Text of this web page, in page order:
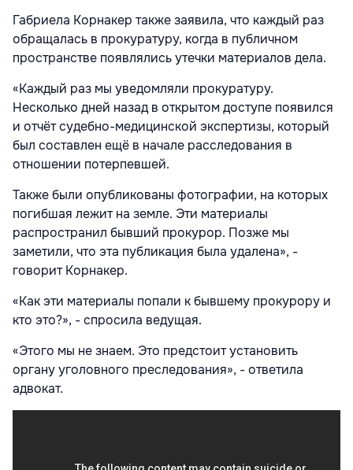
Габриела Корнакер также заявила, что каждый раз
обращалась в прокуратуру, когда в публичном
пространстве появлялись утечки материалов дела.
«Каждый раз мы уведомляли прокуратуру.
Несколько дней назад в открытом доступе появился
и отчёт судебно-медицинской экспертизы, который
был составлен ещё в начале расследования в
отношении потерпевшей.
Также были опубликованы фотографии, на которых
погибшая лежит на земле. Эти материалы
распространил бывший прокурор. Позже мы
заметили, что эта публикация была удалена», -
говорит Корнакер.
«Как эти материалы попали к бывшему прокурору и
кто это?», - спросила ведущая.
«Этого мы не знаем. Это предстоит установить
органу уголовного преследования», - ответила
адвокат.